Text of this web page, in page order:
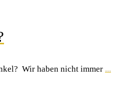
Wir haben nicht immer ...